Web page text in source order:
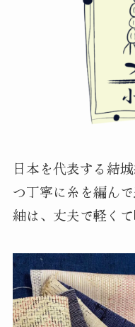
日本を代表する結
つ丁寧に糸を編ん
紬は、丈夫で軽く